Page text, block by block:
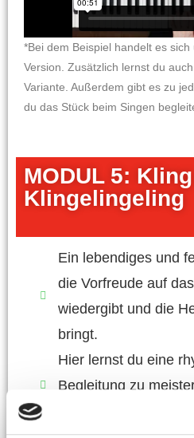
*Bei dem Beispiel handelt es
Version. Zusätzlich lernst du
Variante. Außerdem gibt es zu
du das Stück beim Singen
MODUL 5:
Klingelingeling
Ein lebendiges und
die Vorfreude auf
wiedergibt und die
bringt.
Hier lernst du eine
Begleitung zu